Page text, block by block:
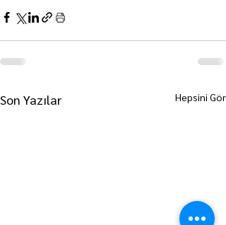
Son Yazılar Hepsini Gör